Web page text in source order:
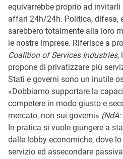
equivarrebbe proprio ad
affari 24h/24h. Politica, difesa,
sarebbero totalmente alla loro
le nostre imprese. Riferisce a
Coalition of Services Industries,
propone di privatizzare più
Stati e governi sono un inutile
«Dobbiamo supportare la
competere in modo giusto e
mercato, non sui governi»
In pratica si vuole giungere a
dalle lobby economiche, dove
servizio ed assecondare